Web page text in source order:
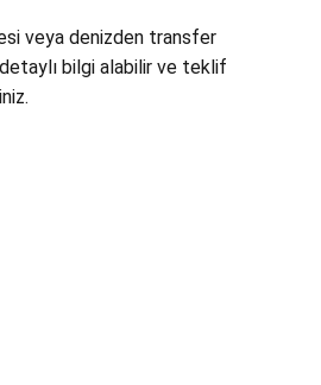
veya denizden transfer
bilgi alabilir ve teklif